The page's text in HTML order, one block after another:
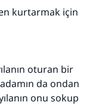
kurtarmak için
oturan bir
da ondan
onu sokup